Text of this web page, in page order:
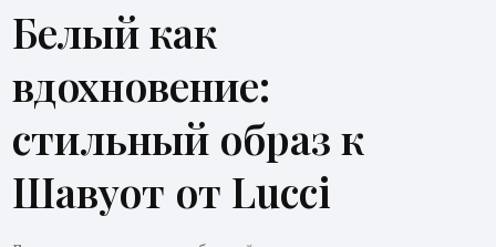
Белый как
вдохновение:
стильный образ к
Шавуот от Lucci